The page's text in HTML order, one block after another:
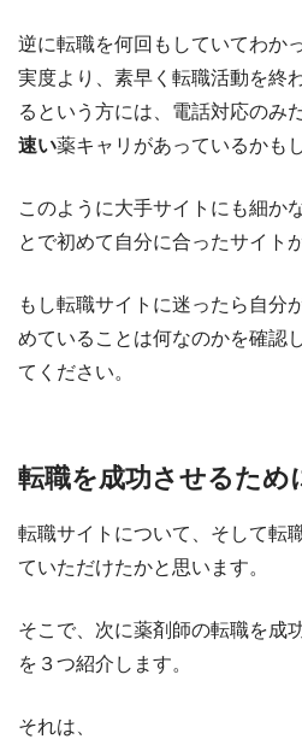
逆に転職を何回もしていてわか
実度より、素早く転職活動を終
るという方には、電話対応のみ
速い薬キャリがあっているかも
このように大手サイトにも細か
とで初めて自分に合ったサイト
もし転職サイトに迷ったら自分
めていることは何なのかを確認
てください。
転職を成功させるため
転職サイトについて、そして転
ていただけたかと思います。
そこで、次に薬剤師の転職を成
を３つ紹介します。
それは、